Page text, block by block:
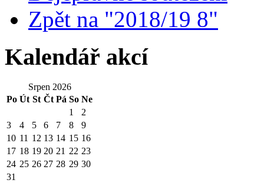
Zpět na "2018/19 8"
Kalendář akcí
Srpen 2026
Po Út St Čt Pá So Ne
1
2
3
4 5 6 7 8
9
10 11 12 13 14 15 16
17 18 19 20 21 22 23
24 25 26 27 28 29 30
31